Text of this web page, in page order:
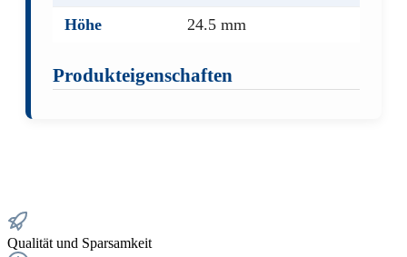
Höhe
24.5 mm
Produkteigenschaften
Qualität und Sparsamkeit